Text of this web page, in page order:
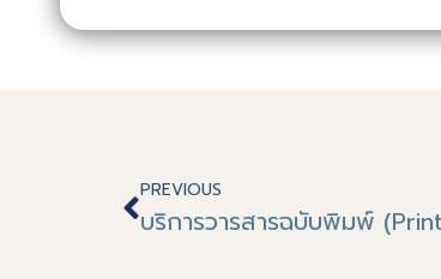
PREVIOUS
บริการวารสารฉบับพิมพ์